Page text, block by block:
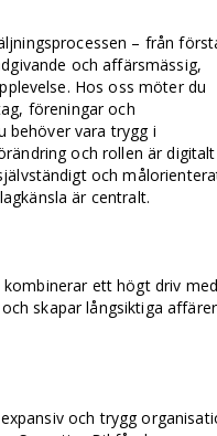
– från
och affärsmässig,
Hos oss möter du
föreningar och
behöver vara trygg i
och rollen är digitalt
och
är centralt.
ett högt driv med
skapar långsiktiga
och trygg